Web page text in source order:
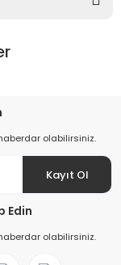
olabilirsiniz.
Kayıt Ol
Edin
olabilirsiniz.